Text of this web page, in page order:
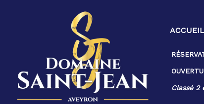
ACCUEIL
Classé 2